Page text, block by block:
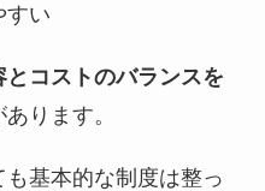
い
とコストのバランスを
ります。
基本的な制度は整っ